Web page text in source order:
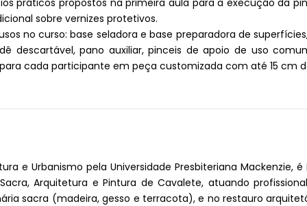
práticos propostos na primeira aula para a execução da
sobre vernizes protetivos.
no curso: base seladora e base preparadora de
descartável, pano auxiliar, pinceis de apoio de uso
cada participante em peça customizada com até 15 cm
e Urbanismo pela Universidade Presbiteriana Mackenzie,
Arquitetura e Pintura de Cavalete, atuando
sacra (madeira, gesso e terracota), e no restauro